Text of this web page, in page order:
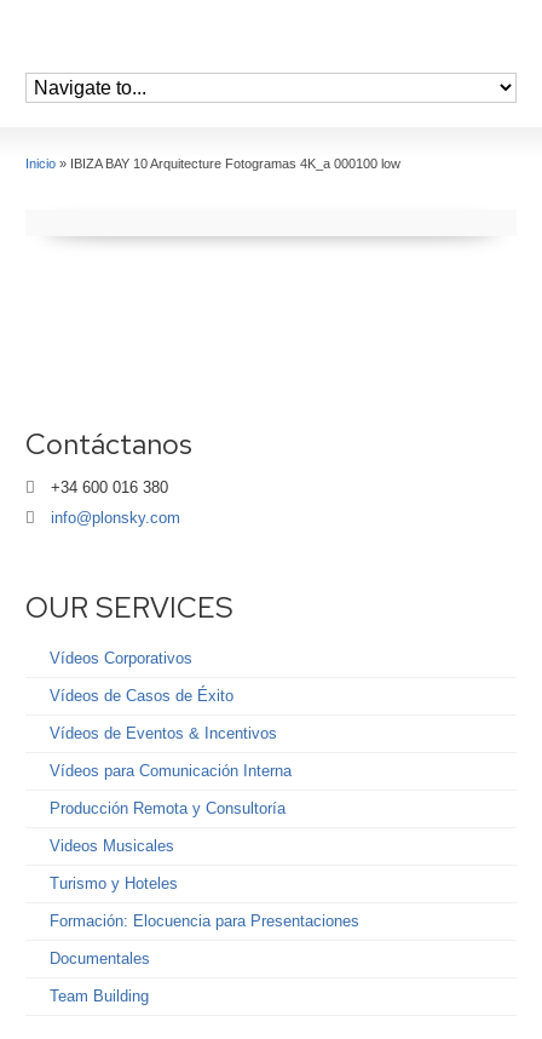
Inicio » IBIZA BAY 10 Arquitecture Fotogramas 4K_a 000100 low
Contáctanos
+34 600 016 380
info@plonsky.com
OUR SERVICES
Vídeos Corporativos
Vídeos de Casos de Éxito
Vídeos de Eventos & Incentivos
Vídeos para Comunicación Interna
Producción Remota y Consultoría
Videos Musicales
Turismo y Hoteles
Formación: Elocuencia para Presentaciones
Documentales
Team Building